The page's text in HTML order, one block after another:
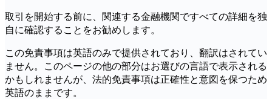
取引を開始する前に、関連する金融機関ですべての詳細を独
自に確認することをお勧めします。
この免責事項は英語のみで提供されており、翻訳はされてい
ません。このページの他の部分はお選びの言語で表示される
かもしれませんが、法的免責事項は正確性と意図を保つため
英語のままです。